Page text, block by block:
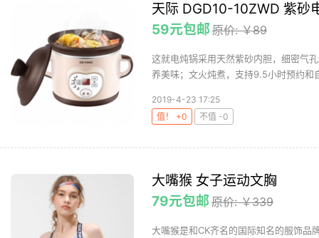
天际 DGD10-10ZWD 紫砂
59元包邮原价: ￥89
这就电炖锅采用天然紫砂内胆，细密气
养美味；文火炖煮，支持9.5小时预约和
2019-4-23 17:25
值！ +0
不值 -0
大嘴猴 女子运动文胸
79元包邮原价: ￥339
大嘴猴是和CK齐名的国际知名的服饰品